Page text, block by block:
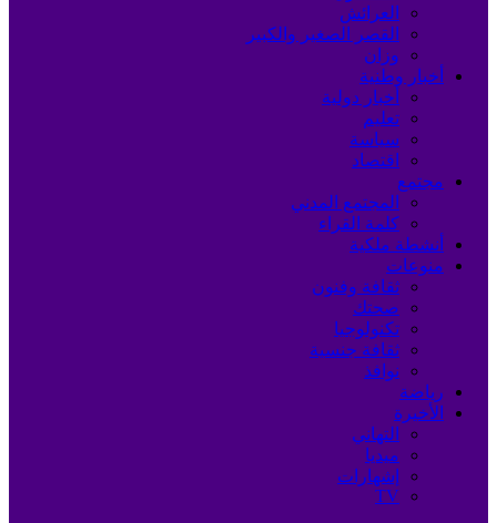
العرائش
القصر الصغير والكبير
وزان
أخبار وطنية
أخبار دولية
تعليم
سياسة
اقتصاد
مجتمع
المجتمع المدني
كلمة القراء
أنشطة ملكية
منوعات
ثقافة وفنون
صحتك
تكنولوجيا
ثقافة جنسية
نوافذ
رياضة
الأخيرة
التهاني
ميديا
إشهارات
TV